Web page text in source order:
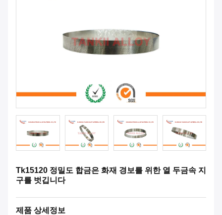
Tk15120 정밀도 합금은 화재 경보를 위한 열 두금속 지
구를 벗깁니다
제품 상세정보